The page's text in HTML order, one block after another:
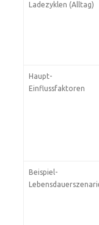
Ladezyklen (Alltag)
Haupt-
Einflussfaktoren
Beispiel-